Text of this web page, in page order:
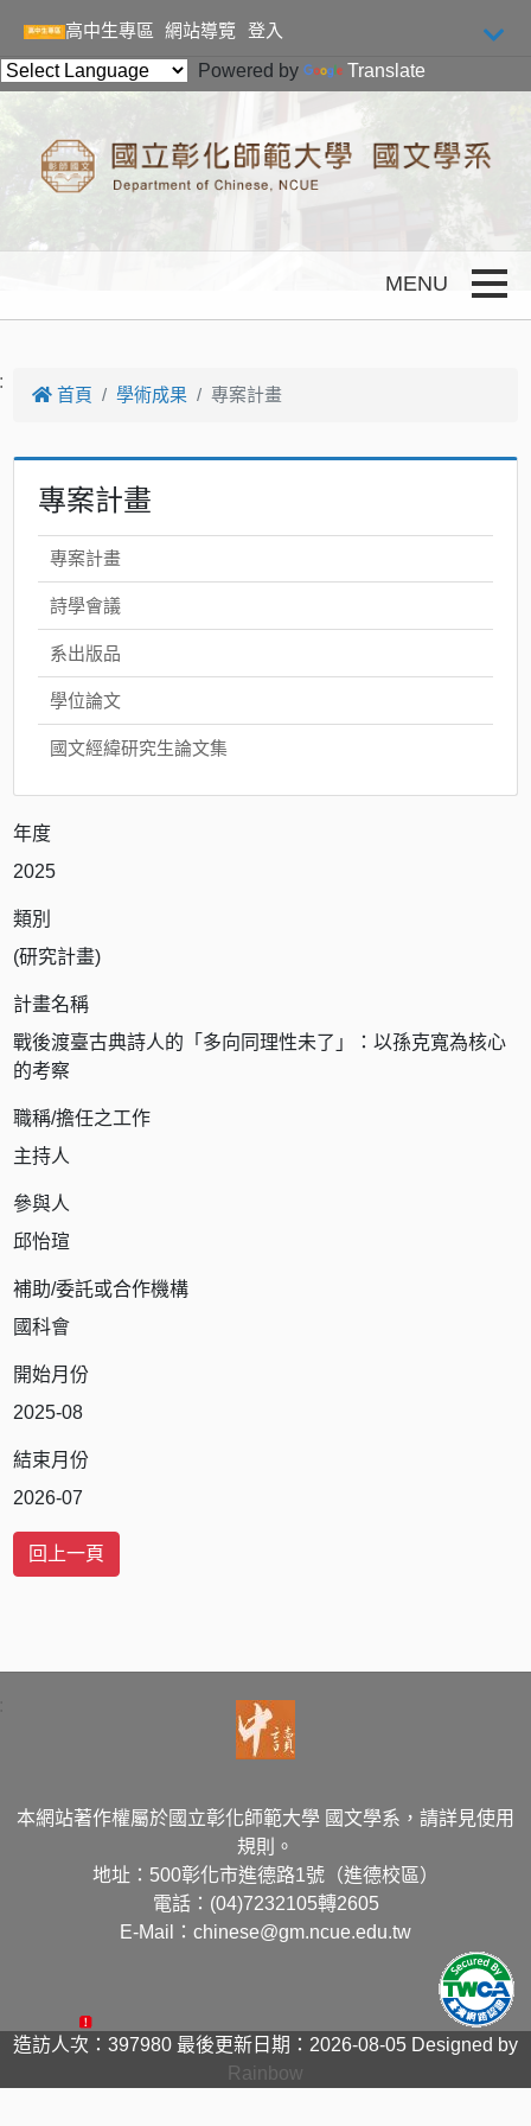
高中生專區
網站導覽
登入
Powered by
Translate
首頁 學術成果 專案計畫
專案計畫
專案計畫
詩學會議
系出版品
學位論文
國文經緯研究生論文集
年度
2025
類別
(研究計畫)
計畫名稱
戰後渡臺古典詩人的「多向同理性未了」：以孫克寬為核心
的考察
職稱/擔任之工作
主持人
參與人
邱怡瑄
補助/委託或合作機構
國科會
開始月份
2025-08
結束月份
2026-07
本網站著作權屬於國立彰化師範大學 國文學系，請詳見使用
規則。
地址：500彰化市進德路1號（進德校區）
電話：(04)7232105轉2605
E-Mail：chinese@gm.ncue.edu.tw
造訪人次：397980 最後更新日期：2026-08-05 Designed by
Rainbow